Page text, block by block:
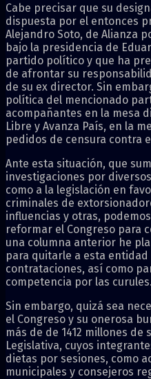
Cabe precisar que su
dispuesta por el entonces
Alejandro Soto, de Alianza
bajo la presidencia de
partido político y que ha
de afrontar su
de su ex director. Sin
política del mencionado
acompañantes en la mesa
Libre y Avanza País, en la
pedidos de censura contra
Ante esta situación, que
investigaciones por
como a la legislación en
criminales de
influencias y otras,
reformar el Congreso para
una columna anterior he
para quitarle a esta
contrataciones, así como
competencia por las curules.
Sin embargo, quizá sea
el Congreso y su onerosa
más de de 1412 millones de
Legislativa, cuyos
dietas por sesiones, como
municipales y consejeros